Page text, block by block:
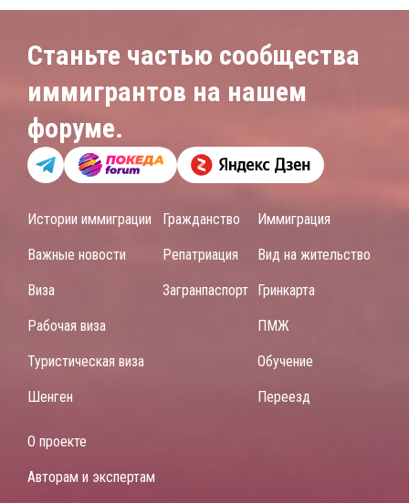
Станьте частью сообщества
иммигрантов на нашем
форуме.
Истории иммиграции
Важные новости
Виза
Рабочая виза
Туристическая виза
Шенген
Гражданство
Репатриация
Загранпаспорт
Иммиграция
Вид на жительство
Гринкарта
ПМЖ
Обучение
Переезд
О проекте
Авторам и экспертам